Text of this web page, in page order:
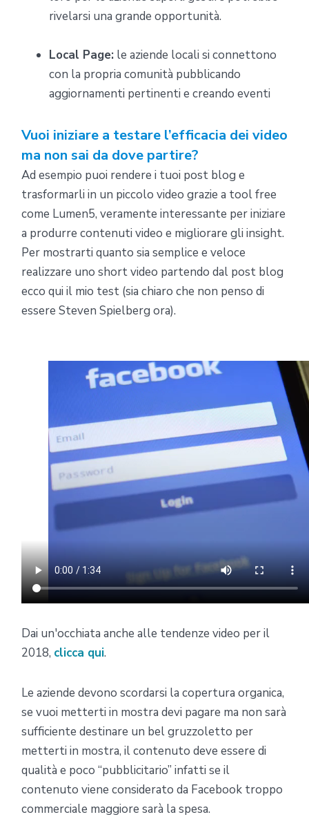
rivelarsi una grande opportunità.
Local Page: le aziende locali si connettono
con la propria comunità pubblicando
aggiornamenti pertinenti e creando eventi
Vuoi iniziare a testare l’efficacia dei video
ma non sai da dove partire?
Ad esempio puoi rendere i tuoi post blog e
trasformarli in un piccolo video grazie a tool free
come Lumen5, veramente interessante per iniziare
a produrre contenuti video e migliorare gli insight.
Per mostrarti quanto sia semplice e veloce
realizzare uno short video partendo dal post blog
ecco qui il mio test (sia chiaro che non penso di
essere Steven Spielberg ora).
Dai un'occhiata anche alle tendenze video per il
2018, clicca qui.
Le aziende devono scordarsi la copertura organica,
se vuoi metterti in mostra devi pagare ma non sarà
sufficiente destinare un bel gruzzoletto per
metterti in mostra, il contenuto deve essere di
qualità e poco “pubblicitario” infatti se il
contenuto viene considerato da Facebook troppo
commerciale maggiore sarà la spesa.